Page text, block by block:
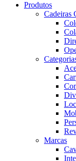
Produtos
Cadeiras
Marcas